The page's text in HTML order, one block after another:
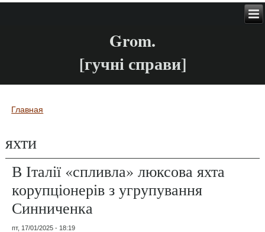
Grom.
[гучні справи]
Вы здесь
Главная
яхти
В Італії «спливла» люксова яхта
корупціонерів з угрупування
Синниченка
пт, 17/01/2025 - 18:19